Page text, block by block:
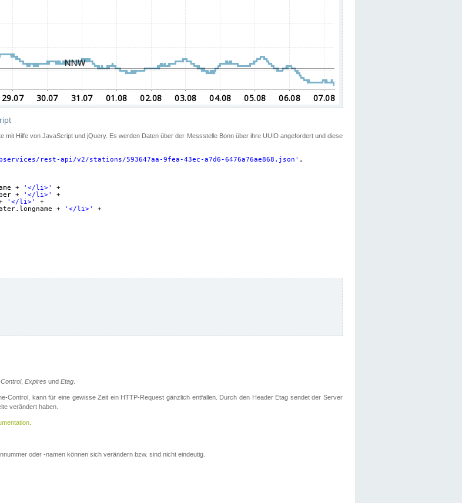
mit Hilfe von JavaScript und jQuery. Es werden Daten über der Messstelle Bonn über ihre UUID angefordert und diese
rest-api/v2/stations/593647aa-9fea-43ec-a7d6-6476a76ae868.json ' ,
+ '</li>'
+
+ '</li>'
+
'</li>'
+
+ '</li>'
+
, Expires und Etag.
Control, kann für eine gewisse Zeit ein HTTP-Request gänzlich entfallen. Durch den Header Etag sendet der Server
verändert haben.
.
oder -namen können sich verändern bzw. sind nicht eindeutig.